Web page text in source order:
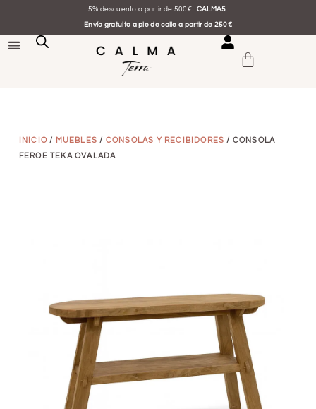
5% descuento a partir de 500€: CALMA5
Envío gratuito a pie de calle a partir de 250€
INICIO / MUEBLES / CONSOLAS Y RECIBIDORES / CONSOLA
FEROE TEKA OVALADA